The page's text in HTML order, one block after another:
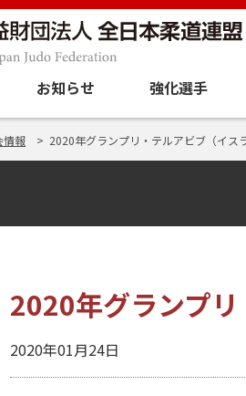
お知らせ 強化選手
情報 2020年グランプリ・テルアビブ（イス
2020年グランプ
2020年01月24日